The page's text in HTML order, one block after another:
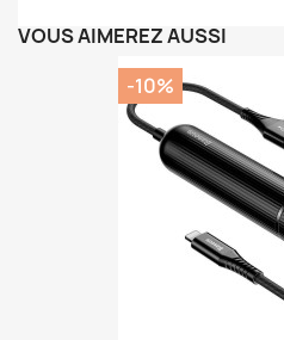
VOUS AIMEREZ AUSSI
-10%